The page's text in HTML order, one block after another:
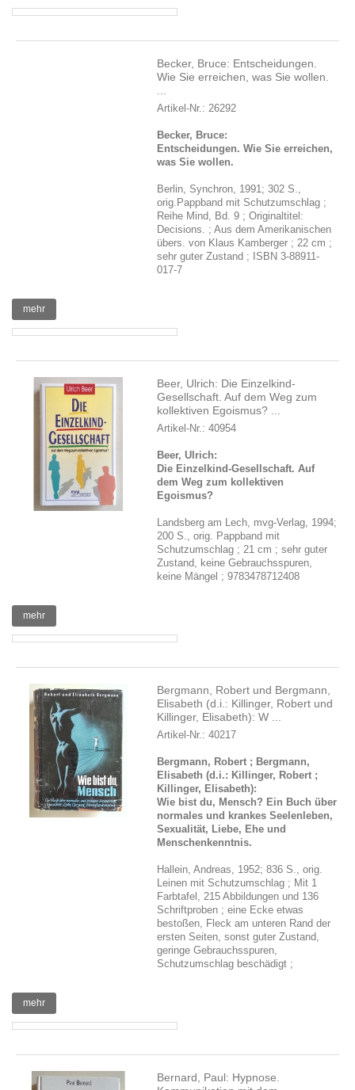
Becker, Bruce: Entscheidungen.
Wie Sie erreichen, was Sie wollen.
Artikel-Nr.: 26292
Becker, Bruce:
Entscheidungen. Wie Sie erreichen,
was Sie wollen.
Berlin, Synchron, 1991; 302 S.,
orig.Pappband mit Schutzumschlag ;
Reihe Mind, Bd. 9 ; Originaltitel:
Decisions. ; Aus dem Amerikanischen
übers. von Klaus Kamberger ; 22 cm ;
sehr guter Zustand ; ISBN 3-88911-
017-7
mehr
Beer, Ulrich: Die Einzelkind-
Gesellschaft. Auf dem Weg zum
kollektiven Egoismus? ...
Artikel-Nr.: 40954
Beer, Ulrich:
Die Einzelkind-Gesellschaft. Auf
dem Weg zum kollektiven
Egoismus?
Landsberg am Lech, mvg-Verlag, 1994;
200 S., orig. Pappband mit
Schutzumschlag ; 21 cm ; sehr guter
Zustand, keine Gebrauchsspuren,
keine Mängel ; 9783478712408
mehr
Bergmann, Robert und Bergmann,
Elisabeth (d.i.: Killinger, Robert und
Killinger, Elisabeth): W ...
Artikel-Nr.: 40217
Bergmann, Robert ; Bergmann,
Elisabeth (d.i.: Killinger, Robert ;
Killinger, Elisabeth):
Wie bist du, Mensch? Ein Buch über
normales und krankes Seelenleben,
Sexualität, Liebe, Ehe und
Menschenkenntnis.
Hallein, Andreas, 1952; 836 S., orig.
Leinen mit Schutzumschlag ; Mit 1
Farbtafel, 215 Abbildungen und 136
Schriftproben ; eine Ecke etwas
bestoßen, Fleck am unteren Rand der
ersten Seiten, sonst guter Zustand,
geringe Gebrauchsspuren,
Schutzumschlag beschädigt ;
mehr
Bernard, Paul: Hypnose.